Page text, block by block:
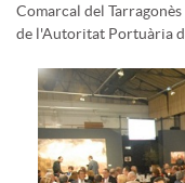
Comarcal del
de l'Autoritat Portuària